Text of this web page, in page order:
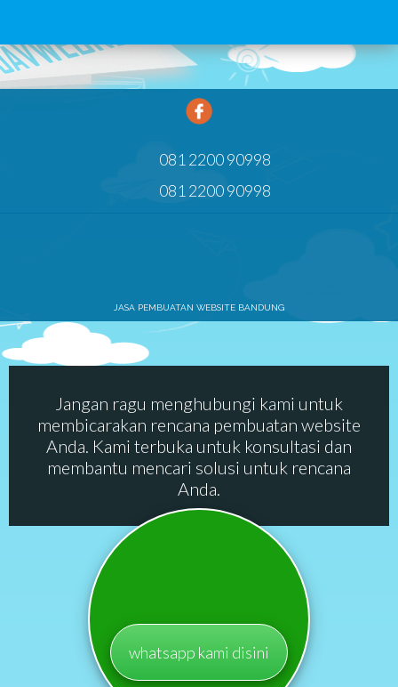
081 2200 90998
081 2200 90998
JASA PEMBUATAN WEBSITE BANDUNG
Jangan ragu menghubungi kami untuk
membicarakan rencana pembuatan website
Anda. Kami terbuka untuk konsultasi dan
membantu mencari solusi untuk rencana
Anda.
whatsapp kami disini